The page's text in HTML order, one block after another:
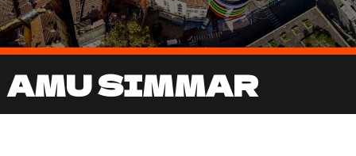
AMU SIMMAR